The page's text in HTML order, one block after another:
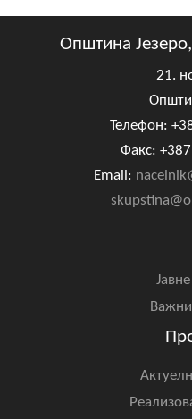
Општина
21.
Телефон:
Факс:
Email: